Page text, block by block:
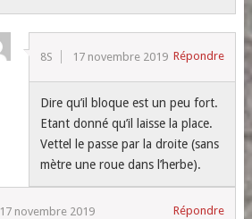
8S 17 novembre 2019 Répondre
Dire qu’il bloque est un peu fort.
Etant donné qu’il laisse la place.
Vettel le passe par la droite (sans
mètre une roue dans l’herbe).
17 novembre 2019 Répondre